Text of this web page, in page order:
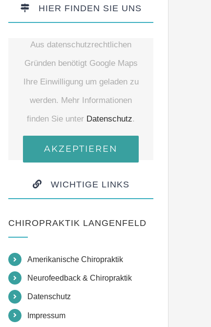
HIER FINDEN SIE UNS
Aus datenschutzrechtlichen
Gründen benötigt Google Maps
Ihre Einwilligung um geladen zu
werden. Mehr Informationen
finden Sie unter Datenschutz.
AKZEPTIEREN
WICHTIGE LINKS
CHIROPRAKTIK LANGENFELD
Amerikanische Chiropraktik
Neurofeedback & Chiropraktik
Datenschutz
Impressum